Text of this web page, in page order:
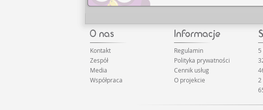
Kontakt
Zespół
Media
Współpraca
Regulamin
Polityka prywatności
Cennik usług
O projekcie
5